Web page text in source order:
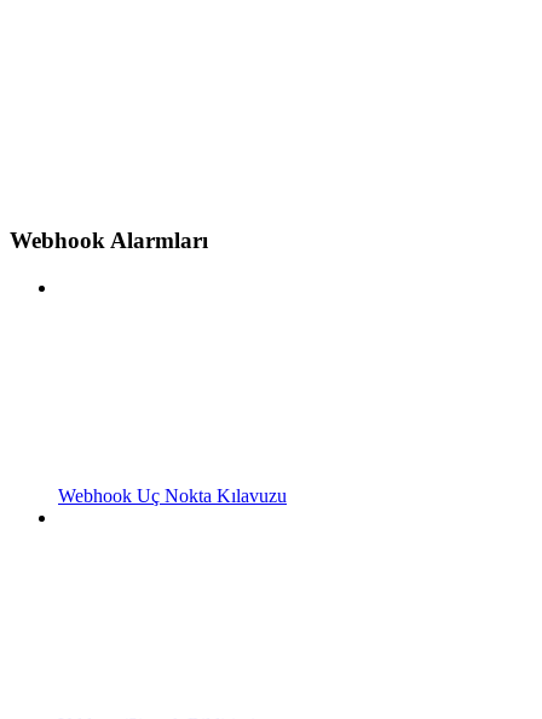
Webhook Alarmları
Webhook Uç Nokta Kılavuzu